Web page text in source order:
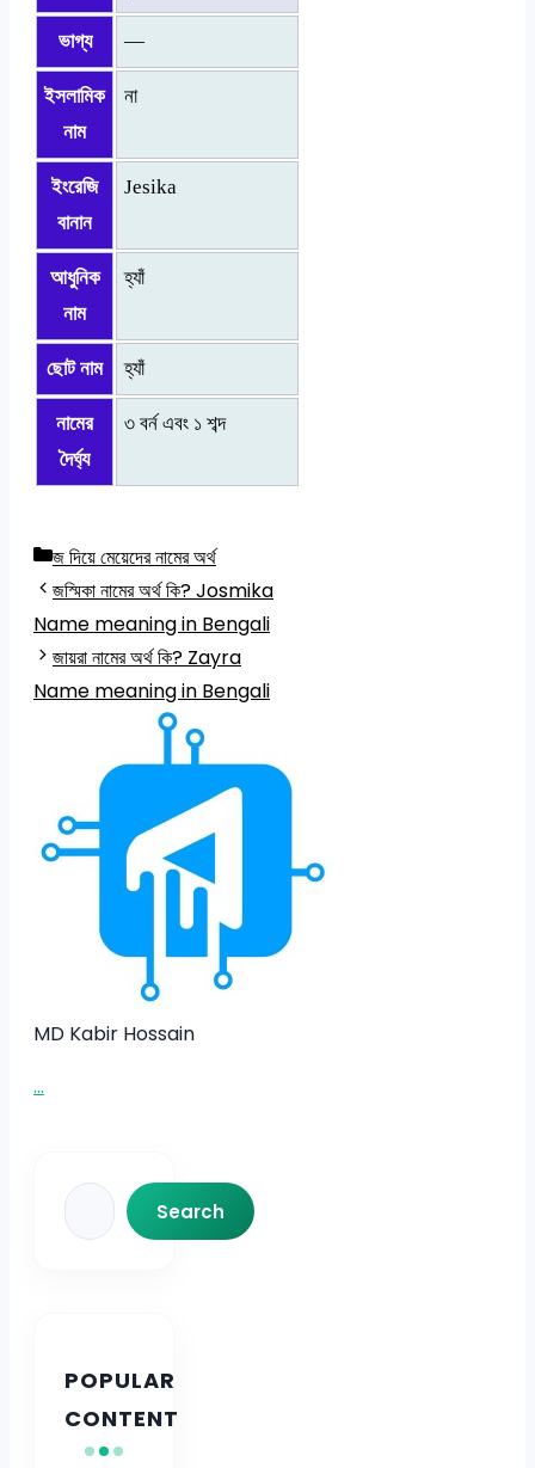
ভাগ্য —
ইসলামিক
নাম
না
ইংরেজি
বানান
Jesika
আধুনিক
নাম
হ্যাঁ
ছোট নাম হ্যাঁ
নামের
দৈর্ঘ্য
৩ বর্ন এবং ১ শব্দ
Categories
জ দিয়ে মেয়েদের নামের অর্থ
জস্মিকা নামের অর্থ কি? Josmika
Name meaning in Bengali
জায়রা নামের অর্থ কি? Zayra
Name meaning in Bengali
MD Kabir Hossain
...
Search
Search
POPULAR
CONTENT